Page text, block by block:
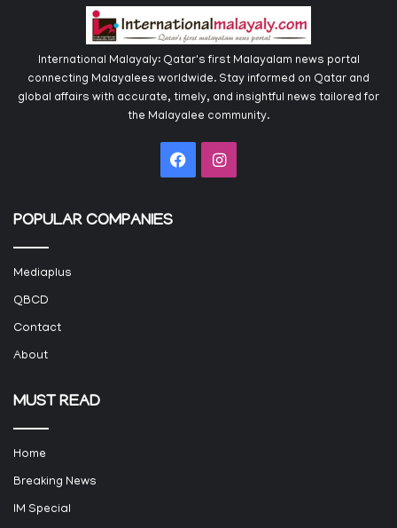
International Malayaly: Qatar's first Malayalam news portal
connecting Malayalees worldwide. Stay informed on Qatar and
global affairs with accurate, timely, and insightful news tailored for
the Malayalee community.
FacebookInstagram
POPULAR COMPANIES
Mediaplus
QBCD
Contact
About
MUST READ
Home
Breaking News
IM Special